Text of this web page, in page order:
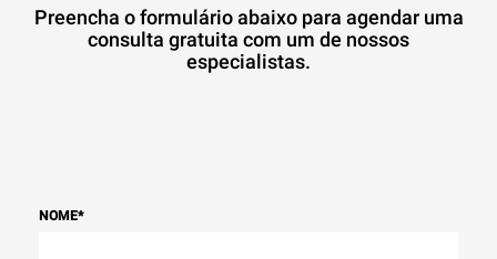
Preencha o formulário abaixo para agendar uma
consulta gratuita com um de nossos
especialistas.
NOME*